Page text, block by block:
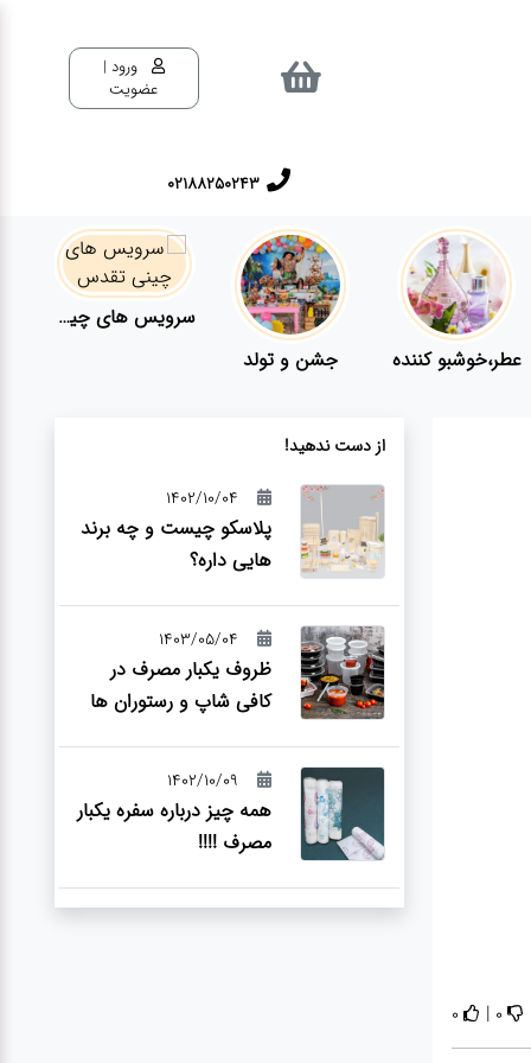
ورود |
عضویت
02188250243
عطر،خوشبو کننده جشن و تولد
سرویس های چینی تقدس
0
|
0
از دست ندهید!
1402/10/04
پلاسکو چیست و چه برند
هایی داره؟
1403/05/04
ظروف یکبار مصرف در
کافی شاپ و رستوران ها
1402/10/09
همه چیز درباره سفره یکبار
مصرف !!!!